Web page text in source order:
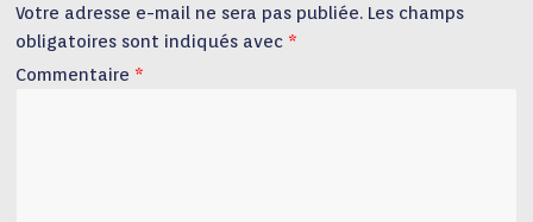
Votre adresse e-mail ne sera pas publiée. Les champs
obligatoires sont indiqués avec *
Commentaire *